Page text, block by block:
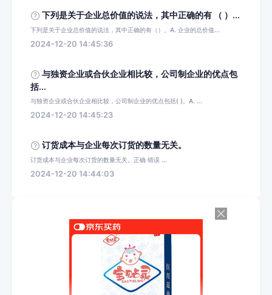
下列是关于企业总价值的说法，其中正确的有 （ ）...
下列是关于企业总价值的说法，其中正确的有（）。A. 企业的总价值...
2024-12-20 14:45:36
与独资企业或合伙企业相比较，公司制企业的优点包
括...
与独资企业或合伙企业相比较，公司制企业的优点包括( )。A. ...
2024-12-20 14:45:23
订货成本与企业每次订货的数量无关。
订货成本与企业每次订货的数量无关。正确 错误 ...
2024-12-20 14:44:03